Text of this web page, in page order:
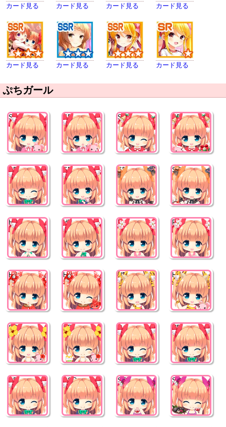
カード見る カード見る カード見る カード見る
カード見る カード見る カード見る カード見る
ぷちガール
SR SR SR SR
SR SR SR SR
HR HR R R
HR HR HR HR
SR SR R HR
SR SSR SR SR